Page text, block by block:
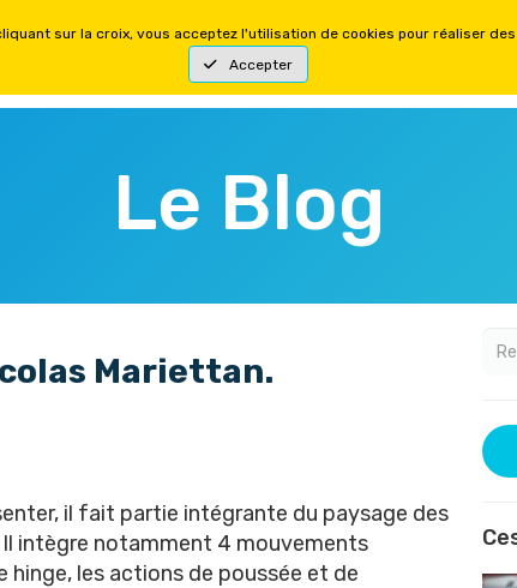
FORMATIONS MENTALES OFFRES
Le Blog
Mariettan.
il fait partie intégrante du paysage des
intègre notamment 4 mouvements
les actions de poussée et de